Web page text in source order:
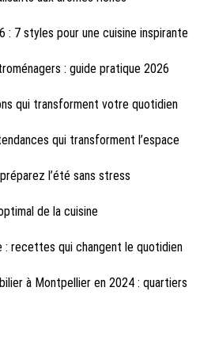
: 7 styles pour une cuisine inspirante
: guide pratique 2026
qui transforment votre quotidien
qui transforment l’espace
l’été sans stress
de la cuisine
: recettes qui changent le quotidien
à Montpellier en 2024 : quartiers